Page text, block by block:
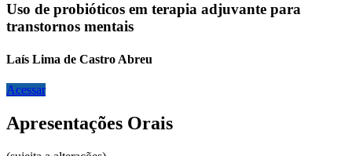
Uso de probióticos em terapia adjuvante para
transtornos mentais
Laís Lima de Castro Abreu
Acessar
Apresentações Orais